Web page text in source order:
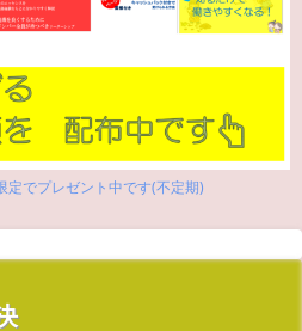
でプレゼント中です(不定期)